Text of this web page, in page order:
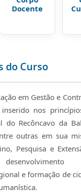
Docente
do Curso
em Gestão e
nos
do Recôncavo da
outras em sua
Pesquisa e
e formação de